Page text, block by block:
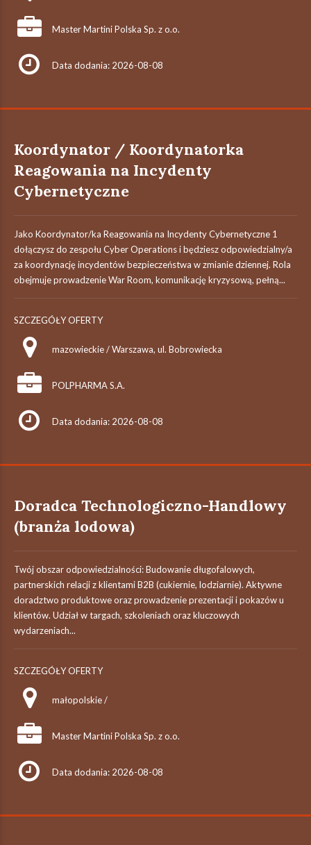
Master Martini Polska Sp. z o.o.
Data dodania: 2026-08-08
Koordynator / Koordynatorka
Reagowania na Incydenty
Cybernetyczne
Jako Koordynator/ka Reagowania na Incydenty Cybernetyczne 1
dołączysz do zespołu Cyber Operations i będziesz odpowiedzialny/a
za koordynację incydentów bezpieczeństwa w zmianie dziennej. Rola
obejmuje prowadzenie War Room, komunikację kryzysową, pełną...
SZCZEGÓŁY OFERTY
mazowieckie / Warszawa, ul. Bobrowiecka
POLPHARMA S.A.
Data dodania: 2026-08-08
Doradca Technologiczno-Handlowy
(branża lodowa)
Twój obszar odpowiedzialności: Budowanie długofalowych,
partnerskich relacji z klientami B2B (cukiernie, lodziarnie). Aktywne
doradztwo produktowe oraz prowadzenie prezentacji i pokazów u
klientów. Udział w targach, szkoleniach oraz kluczowych
wydarzeniach...
SZCZEGÓŁY OFERTY
małopolskie /
Master Martini Polska Sp. z o.o.
Data dodania: 2026-08-08